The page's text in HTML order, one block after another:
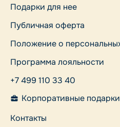
Подарки для нее
Публичная оферта
Положение о
Программа лояльности
+7 499 110 33 40
Корпоративные подарки
Контакты